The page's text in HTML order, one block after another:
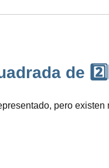
de
pero existen